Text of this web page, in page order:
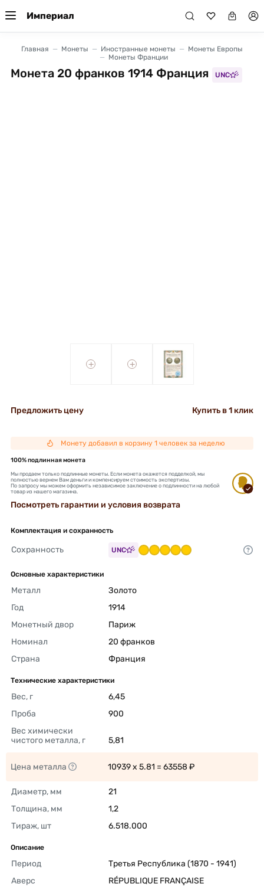
Империал
Главная Монеты Иностранные монеты
Монеты Европы
Монеты Франции
Монета 20 франков 1914 Франция UNC
+ +
Предложить цену Купить в 1 клик
Монету добавил в корзину 1 человек за неделю
100% подлинная монета
Мы продаем только подлинные монеты. Если монета окажется подделкой, мы
полностью вернем Вам деньги и компенсируем стоимость экспертизы.
По запросу мы можем оформить независимое заключение о подлинности на любой
товар из нашего магазина.
Посмотреть гарантии и условия возврата
Комплектация и сохранность
Сохранность UNC
Основные характеристики
Металл
Золото
Год
1914
Монетный двор
Париж
Номинал
20 франков
Страна
Франция
Технические характеристики
Вес, г
6,45
Проба
900
Вес химически
чистого металла, г
5,81
Цена металла 10939 x 5.81 = 63558 ₽
Диаметр, мм
21
Толщина, мм
1,2
Тираж, шт
6.518.000
Описание
Период
Третья Республика (1870 - 1941)
Аверс
RÉPUBLIQUE FRANÇAISE